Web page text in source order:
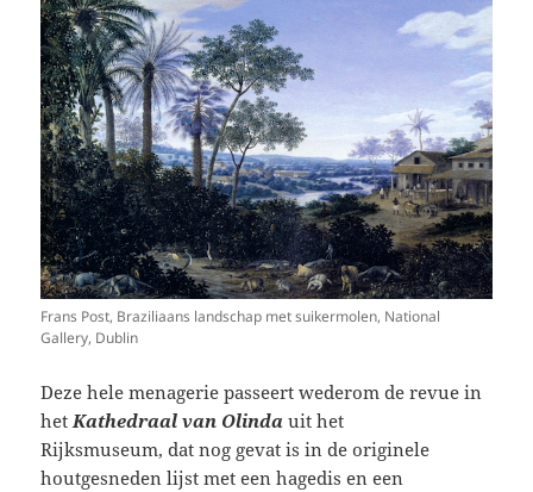
Frans Post, Braziliaans landschap met suikermolen, National
Gallery, Dublin
Deze hele menagerie passeert wederom de revue in
het Kathedraal van Olinda uit het
Rijksmuseum, dat nog gevat is in de originele
houtgesneden lijst met een hagedis en een